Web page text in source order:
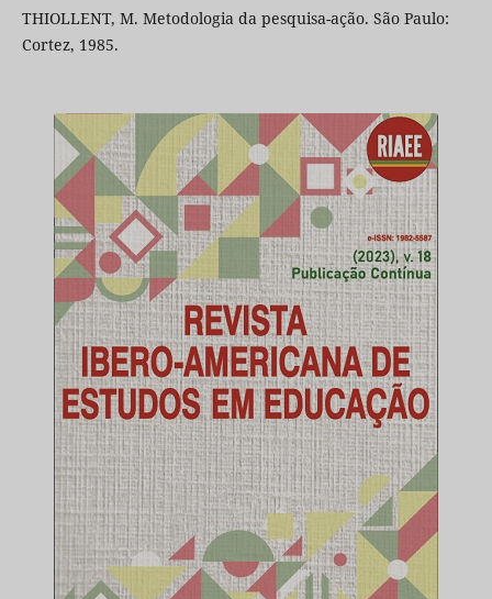
THIOLLENT, M. Metodologia da pesquisa-ação. São Paulo:
Cortez, 1985.